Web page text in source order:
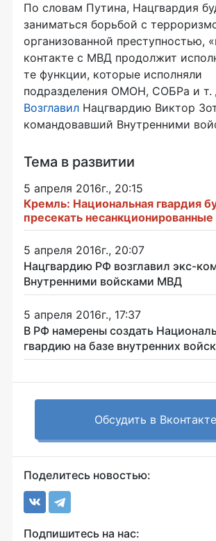
По словам Путина, Нацгвардия
заниматься борьбой с
организованной преступностью,
контакте с МВД продолжит
те функции, которые исполняли
подразделения ОМОН, СОБРа и т.
Возглавил Нацгвардию Виктор
командовавший Внутренними
Тема в развитии
5 апреля 2016г., 20:15
Кремль: Национальная гвардия
пресекать несанкционированные
5 апреля 2016г., 20:07
Нацгвардию РФ возглавил экс-
Внутренними войсками МВД
5 апреля 2016г., 17:37
В РФ намерены создать
гвардию на базе внутренних войск
Обсудить в Вконтакте
Поделитесь новостью:
Подпишитесь на нас: